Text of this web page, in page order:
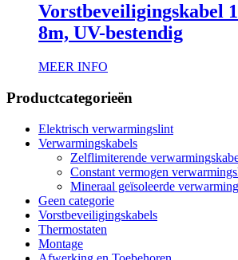
Vorstbeveiligingskabel
8m, UV-bestendig
MEER INFO
Productcategorieën
Elektrisch verwarmingslint
Verwarmingskabels
Zelflimiterende
Constant vermogen
Mineraal geïsoleerde
Geen categorie
Vorstbeveiligingskabels
Thermostaten
Montage